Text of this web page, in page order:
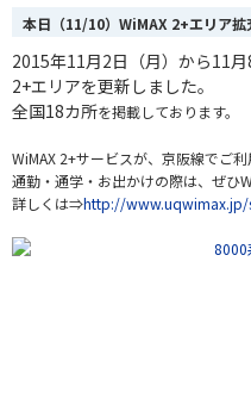
本日（11/10）WiMAX 2+エリア拡
2015年11月2日（月）から11
2+エリアを更新しました。
全国18カ所を掲載しております。
WiMAX 2+サービスが、京阪線でご
通勤・通学・お出かけの際は、ぜひ
詳しくは⇒http://www.uqwimax.jp/